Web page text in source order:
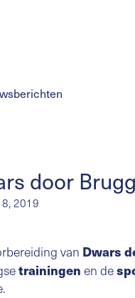
door
2019
van Dwars
trainingenen de